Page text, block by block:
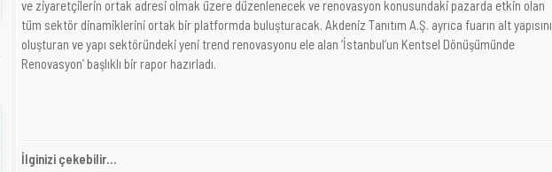
ve ziyaretçilerin ortak adresi olmak üzere düzenlenecek ve renovasyon konusundaki pazarda etkin olan
tüm sektör dinamiklerini ortak bir platformda buluşturacak. Akdeniz Tanıtım A.Ş. ayrıca fuarın alt yapısını
oluşturan ve yapı sektöründeki yeni trend renovasyonu ele alan ‘İstanbul’un Kentsel Dönüşümünde
Renovasyon’ başlıklı bir rapor hazırladı.
İlginizi çekebilir...